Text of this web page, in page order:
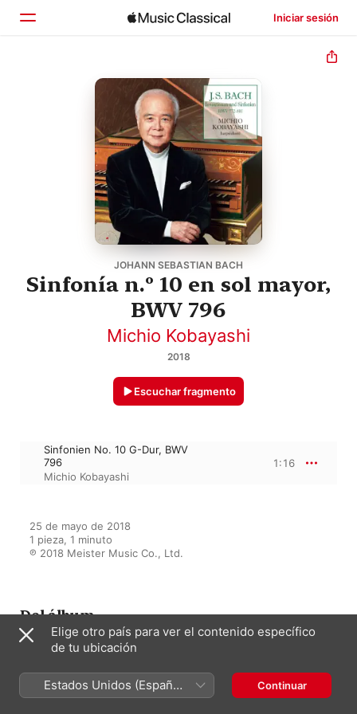
Iniciar sesión
JOHANN SEBASTIAN BACH
Sinfonía n.º 10 en sol mayor,
BWV 796
Michio Kobayashi
2018
Escuchar fragmento
Sinfonien No. 10 G-Dur, BWV
796
Michio Kobayashi
1:16
25 de mayo de 2018
1 pieza, 1 minuto
℗ 2018 Meister Music Co., Ltd.
Del álbum
J.S. Bach: Inventionen und
Sinfonien BWV 772-801
Michio Kobayashi
Elige otro país para ver el contenido específico
de tu ubicación
Estados Unidos (Español
México)
Continuar